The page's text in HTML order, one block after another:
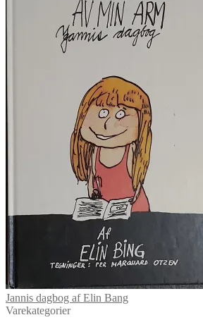
Jannis dagbog af Elin Bang
Varekategorier